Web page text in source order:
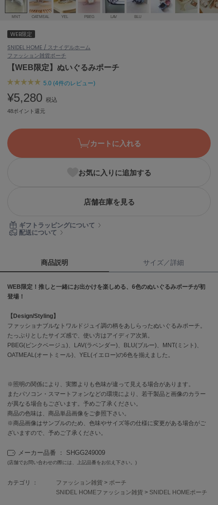
ェア (121)
(124)
ánuans
アニュアンス
ànuke
アンヌーク
ASICS
アシックス
Ballelite
バレリット
BANDOLIER
バンドリヤー
Barbour
Calvin Klein
セルフォード
célon
セロン
Clarks Premium
CODE A
コードエー
CONVERSE
コンバース
ダンスキン
EIMY ISTOIRE
エイミー イストワール
MNT OATMEAL YEL PBEG LAV BLU
WEB限定
SNIDEL HOME / スナイデルホーム
ファッション雑貨ポーチ
【WEB限定】ぬいぐるみポーチ
5.0 (4件のレビュー)
¥5,280 税込
48ポイント還元
カートに入れる
お気に入りに追加する
店舗在庫を見る
ギフトラッピングについて
配送について
商品説明 サイズ／詳細
WEB限定！推しと一緒にお出かけを楽しめる、6色のぬいぐるみポーチが初
登場！
【Design/Styling】
ファッショナブルなトワルドジュイ調の柄をあしらったぬいぐるみポーチ。
たっぷりとしたサイズ感で、使い方はアイディア次第。
PBEG(ピンクベージュ)、LAV(ラベンダー)、BLU(ブルー)、MNT(ミント)、
OATMEAL(オートミール)、YEL(イエロー)の6色を揃えました。
※照明の関係により、実際よりも色味が違って見える場合があります。
またパソコン・スマートフォンなどの環境により、若干製品と画像のカラー
が異なる場合もございます。予めご了承ください。
商品の色味は、商品単品画像をご参照下さい。
※商品画像はサンプルのため、色味やサイズ等の仕様に変更がある場合がご
ざいますので、予めご了承ください。
メーカー品番 ： SHGG249009
(店舗でお問い合わせの際には、上記品番をお伝え下さい。)
カテゴリ ： ファッション雑貨 > ポーチ
SNIDEL HOMEファッション雑貨 > SNIDEL HOMEポーチ